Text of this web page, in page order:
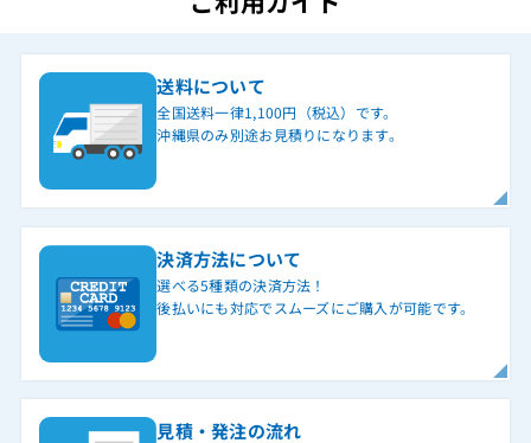
送料について
全国送料一律1,100円（税込）です。
沖縄県のみ別途お見積りになります。
決済方法について
選べる5種類の決済方法！
後払いにも対応でスムーズにご購入が可能です。
見積・発注の流れ